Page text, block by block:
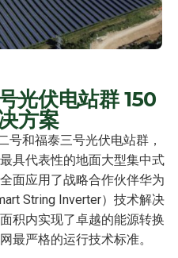
光伏电站群 150
方案
号和福泰三号光伏电站群，
具代表性的地面大型集中式
面应用了战略合作伙伴华为
String Inverter）技术解决
积内实现了卓越的能源转换
最严格的运行技术标准。